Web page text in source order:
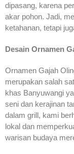
dipasang, karena
akar pohon. Jadi,
ketahanan, tetapi
Desain Ornamen
Ornamen Gajah
merupakan salah
khas Banyuwangi
seni dan kerajinan
dalam grill, kami
lokal dan
warisan budaya